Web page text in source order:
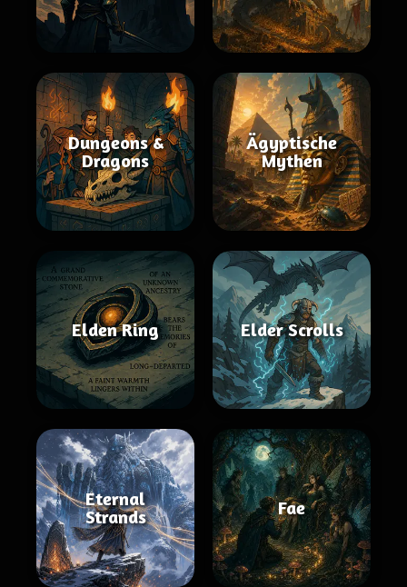
Dungeons &
Dragons
Ägyptische
Mythen
Elden Ring Elder Scrolls
Eternal
Strands
Fae